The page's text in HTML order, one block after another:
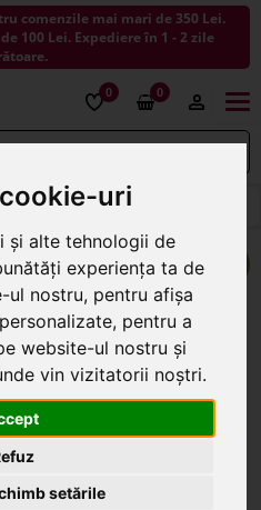
uri
și alte tehnologii de
experiența ta de
ul nostru, pentru afișa
pentru a
website-ul nostru și
vin vizitatorii noștri.
setările
comenzile mai mari de 350 Lei.
100 Lei. Expediere în 1 - 2 zile
0 0
PASTE 2026